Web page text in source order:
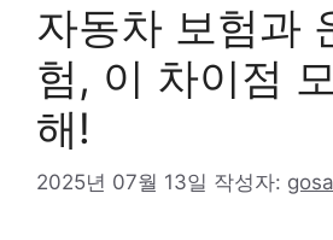
자동차 보험과
험, 이 차이점
해!
2025년 07월 13일 작성자: